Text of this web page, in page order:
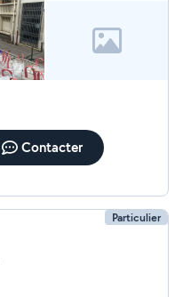
Contacter
Particulier